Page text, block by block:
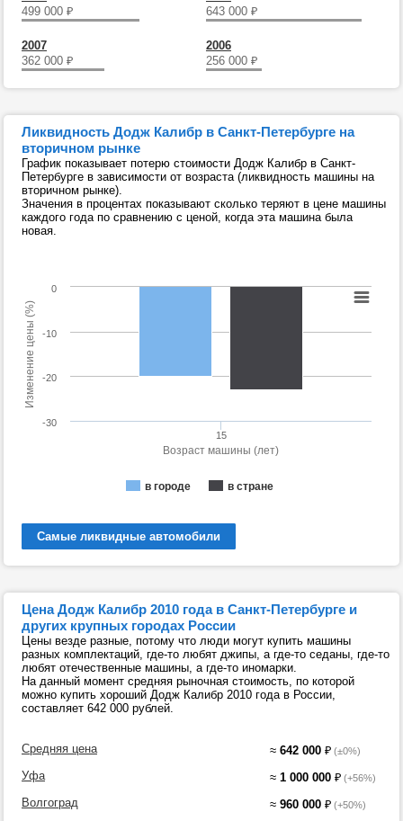
499 000 ₽
643 000 ₽
2007
362 000 ₽
2006
256 000 ₽
Ликвидность Додж Калибр в Санкт-Петербурге на
вторичном рынке
График показывает потерю стоимости Додж Калибр в Санкт-
Петербурге в зависимости от возраста (ликвидность машины на
вторичном рынке).
Значения в процентах показывают сколько теряют в цене машины
каждого года по сравнению с ценой, когда эта машина была
новая.
Возраст машины (лет)
Изменение цены (%)
в городе в стране
15
-30
-20
-10
0
Самые ликвидные автомобили
Цена Додж Калибр 2010 года в Санкт-Петербурге и
других крупных городах России
Цены везде разные, потому что люди могут купить машины
разных комплектаций, где-то любят джипы, а где-то седаны, где-то
любят отечественные машины, а где-то иномарки.
На данный момент средняя рыночная стоимость, по которой
можно купить хороший Додж Калибр 2010 года в России,
составляет 642 000 рублей.
Средняя цена ≈ 642 000 ₽ (±0%)
Уфа ≈ 1 000 000 ₽ (+56%)
Волгоград ≈ 960 000 ₽ (+50%)